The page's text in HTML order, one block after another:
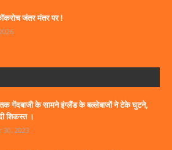
जंतर मंतर पर !
गेंदबाजी के सामने इंग्लैंड के बल्लेबाजों ने टेके घुटने,
शिकस्त ।
2023